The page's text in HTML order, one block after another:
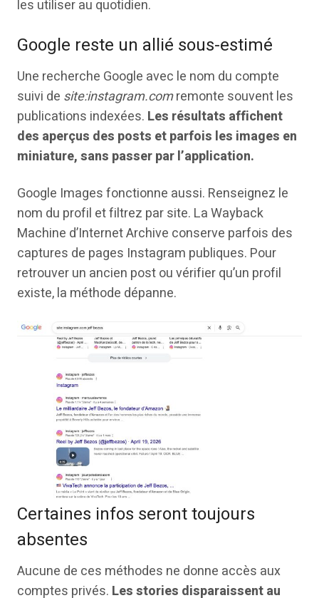
les utiliser au quotidien.
Google reste un allié sous-estimé
Une recherche Google avec le nom du compte
suivi de site:instagram.comremonte souvent les
publications indexées. Les résultats affichent
des aperçus des posts et parfois les images en
miniature, sans passer par l’application.
Google Images fonctionne aussi. Renseignez le
nom du profil et filtrez par site. La Wayback
Machine d’Internet Archive conserve parfois des
captures de pages Instagram publiques. Pour
retrouver un ancien post ou vérifier qu’un profil
existe, la méthode dépanne.
Certaines infos seront toujours
absentes
Aucune de ces méthodes ne donne accès aux
comptes privés. Les stories disparaissent au